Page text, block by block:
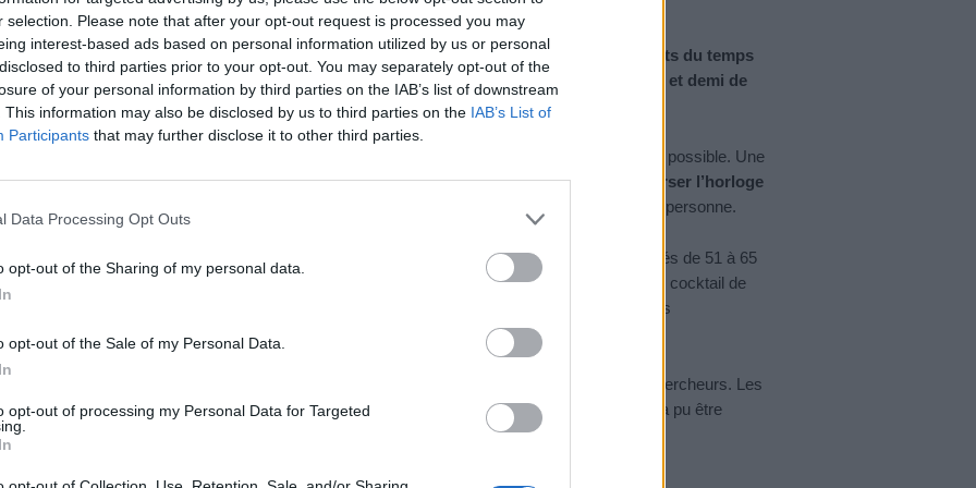
selection. Please note that after your opt-out request is processed you may
interest-based ads based on personal information utilized by us or personal
to third parties prior to your opt-out. You may separately opt-out of the
of your personal information by third parties on the IAB’s list of downstream
This information may also be disclosed by us to third parties on the IAB’s List of
Participants that may further disclose it to other third parties.
Data Processing Opt Outs
opt-out of the Sharing of my personal data.
opt-out of the Sale of my Personal Data.
opt-out of processing my Personal Data for Targeted
Des scientifiques viennent de découvrir qu’il était possible d’inverser les effets du temps
qui passe. En combinant certains médicaments, des patients ont perdu 2 ans et demi de
leur âge !
? Ce sera peut-être bientôt possible. Une
étude clinique réalisée en Californie vient de parvenir, non pas à ralentir, mais
inverser l’horloge
d’une personne.
(hommes caucasiens âgés de 51 à 65
ans) en bonne santé, suivis durant
Ces derniers se sont vus administrer un cocktail de
, à savoir l’hormone de croissance associée à deux traitements
que ce que prédisaient les chercheurs. Les
volontaires ont eu la chance de perdre2 ans et demi
de leur âge biologique. Cela a pu être
déterminé par l’analyse de leurs génomes (ensembles de gènes et…
!